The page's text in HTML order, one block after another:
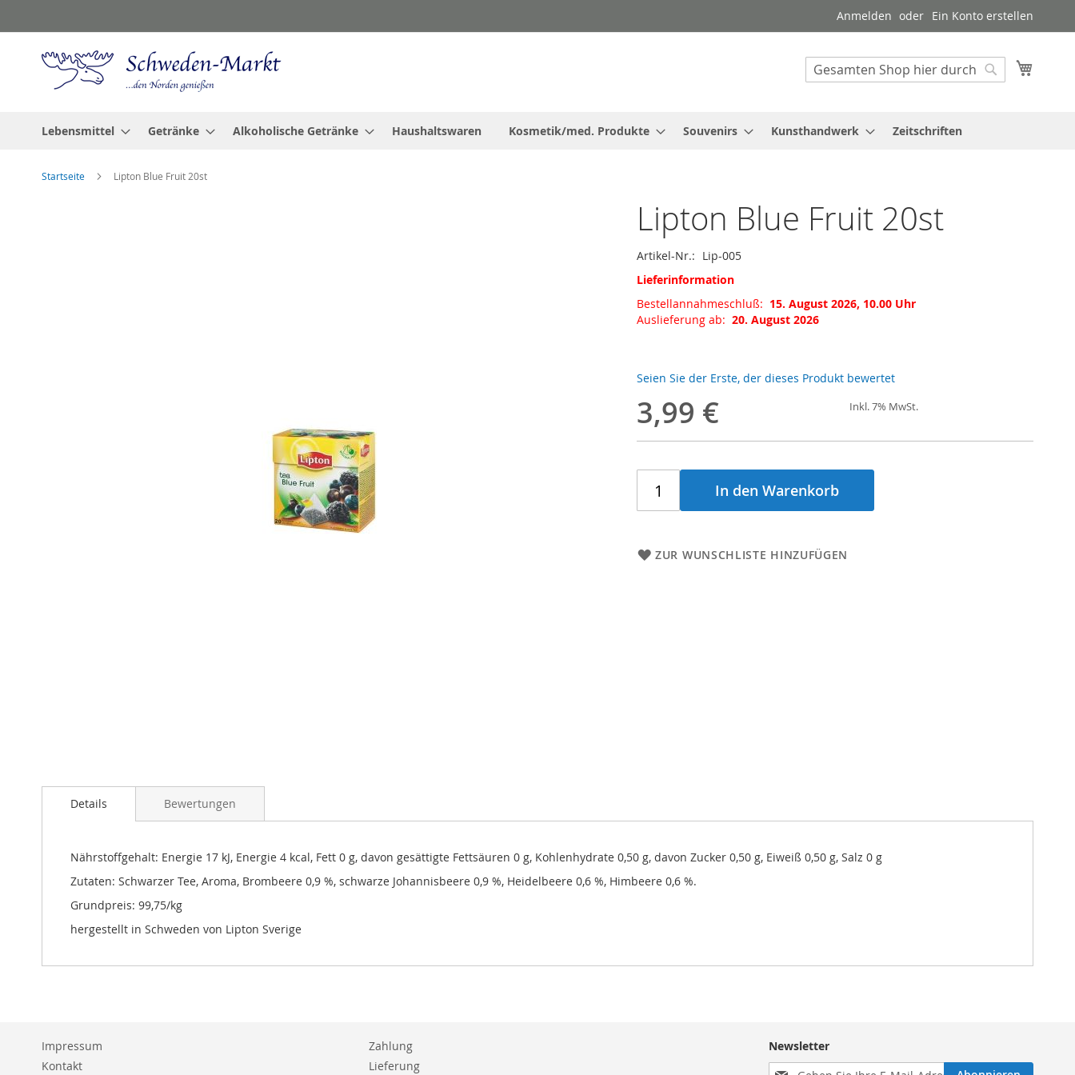
Inhalt
Anmelden Ein Konto erstellen
Suche
Lebensmittel Getränke Alkoholische Getränke Haushaltswaren Kosmetik/med. Produkte Souvenirs Kunsthandwerk Zeitschriften
Startseite Lipton Blue Fruit 20st
Anfang
Lipton Blue Fruit 20st
Artikel-Nr.
Lip-005
Lieferinformation
Bestellannahmeschluß: 15. August 2026, 10.00 Uhr
Auslieferung ab: 20. August 2026
Seien Sie der Erste, der dieses Produkt bewertet
3,99 € Inkl. 7% MwSt.
In den Warenkorb
ZUR WUNSCHLISTE HINZUFÜGEN
Details
Nährstoffgehalt: Energie 17 kJ, Energie 4 kcal, Fett 0 g, davon gesättigte Fettsäuren 0 g, Kohlenhydrate 0,50 g, davon Zucker 0,50 g, Eiweiß 0,50 g, Salz 0 g
Zutaten: Schwarzer Tee, Aroma, Brombeere 0,9 %, schwarze Johannisbeere 0,9 %, Heidelbeere 0,6 %, Himbeere 0,6 %.
Grundpreis: 99,75/kg
hergestellt in Schweden von Lipton Sverige
Bewertungen
Impressum
Kontakt
Zahlung
Lieferung
Newsletter
Melden